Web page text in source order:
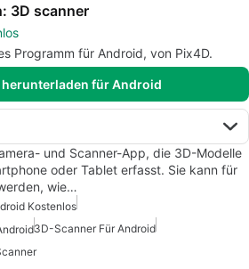
3D scanner
Programm für Android, von Pix4D.
herunterladen für Android
und Scanner-App, die 3D-Modelle
oder Tablet erfasst. Sie kann für
wie…
Kostenlos
3D-Scanner Für Android